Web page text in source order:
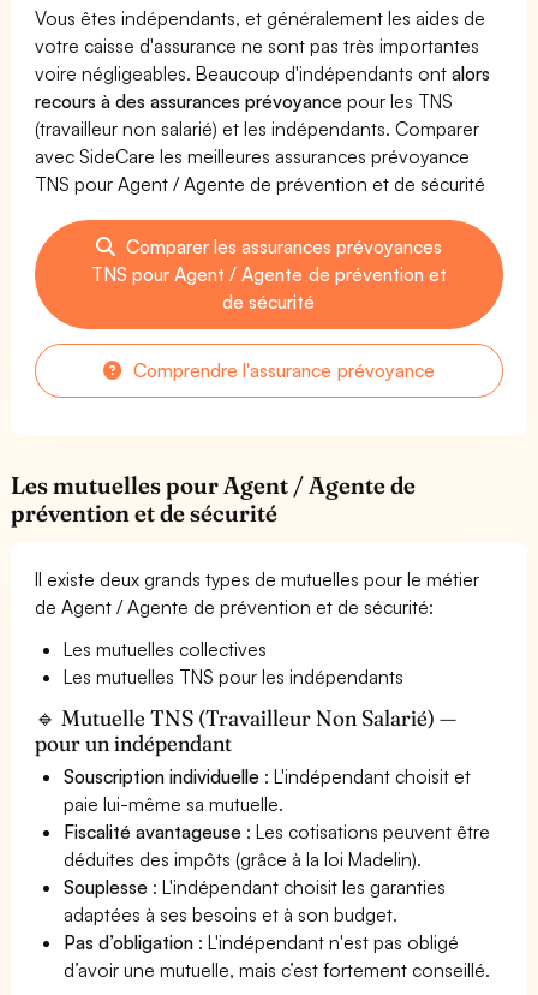
Vous êtes indépendants, et généralement les aides de
votre caisse d'assurance ne sont pas très importantes
voire négligeables. Beaucoup d'indépendants ontalors
recours à des assurances prévoyance pour les TNS
(travailleur non salarié) et les indépendants. Comparer
avec SideCare les meilleures assurances prévoyance
TNS pour Agent / Agente de prévention et de sécurité
Comparer les assurances prévoyances
TNS pour Agent / Agente de prévention et
de sécurité
Comprendre l'assurance prévoyance
Les mutuelles pour Agent / Agente de
prévention et de sécurité
Il existe deux grands types de mutuelles pour le métier
de Agent / Agente de prévention et de sécurité:
Les mutuelles collectives
Les mutuelles TNS pour les indépendants
🔹 Mutuelle TNS (Travailleur Non Salarié) —
pour un indépendant
Souscription individuelle : L'indépendant choisit et
paie lui-même sa mutuelle.
Fiscalité avantageuse : Les cotisations peuvent être
déduites des impôts (grâce à la loi Madelin).
Souplesse : L'indépendant choisit les garanties
adaptées à ses besoins et à son budget.
Pas d’obligation : L'indépendant n'est pas obligé
d’avoir une mutuelle, mais c’est fortement conseillé.